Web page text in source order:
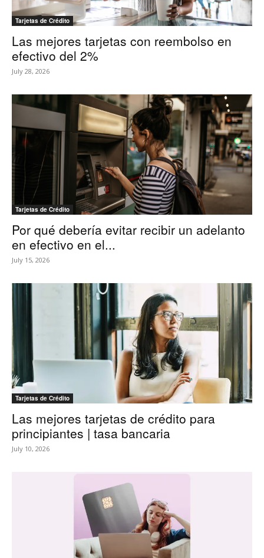
Tarjetas de Crédito
Las mejores tarjetas con reembolso en
efectivo del 2%
July 28, 2026
Tarjetas de Crédito
Por qué debería evitar recibir un adelanto
en efectivo en el...
July 15, 2026
Tarjetas de Crédito
Las mejores tarjetas de crédito para
principiantes | tasa bancaria
July 10, 2026